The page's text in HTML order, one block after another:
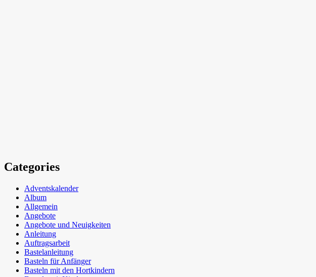
Categories
Adventskalender
Album
Allgemein
Angebote
Angebote und Neuigkeiten
Anleitung
Auftragsarbeit
Bastelanleitung
Basteln für Anfänger
Basteln mit den Hortkindern